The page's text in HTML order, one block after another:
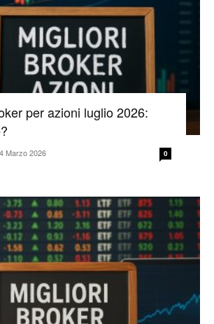
per azioni luglio 2026:
4 Marzo 2026 0